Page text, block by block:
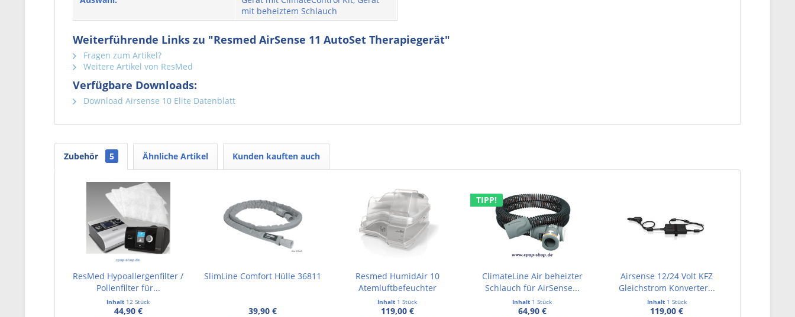
mit beheiztem Schlauch
Weiterführende Links zu "Resmed AirSense 11 AutoSet Therapiegerät"
Fragen zum Artikel?
Weitere Artikel von ResMed
Verfügbare Downloads:
Download Airsense 10 Elite Datenblatt
Zubehör 5 Ähnliche Artikel Kunden kauften auch
ResMed Hypoallergenfilter /
Pollenfilter für...
Inhalt 12 Stück
44,90 €
SlimLine Comfort Hülle 36811
39,90 €
Resmed HumidAir 10
Atemluftbefeuchter
Inhalt 1 Stück
119,00 €
TIPP!
ClimateLine Air beheizter
Schlauch für AirSense...
Inhalt 1 Stück
64,90 €
Airsense 12/24 Volt KFZ
Gleichstrom Konverter...
Inhalt 1 Stück
119,00 €